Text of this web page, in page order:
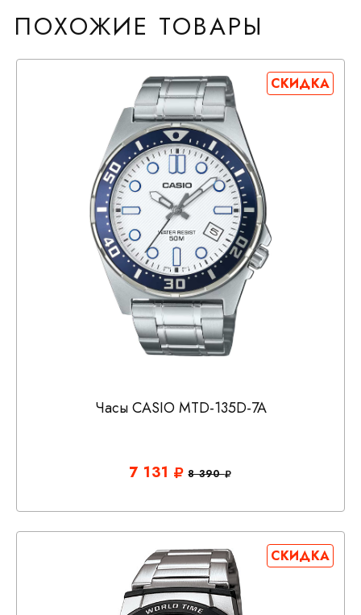
ПОХОЖИЕ ТОВАРЫ
СКИДКА
Часы CASIO MTD-135D-7A
7 131 8 390
СКИДКА